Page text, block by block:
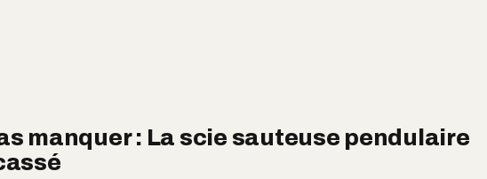
manquer : La scie sauteuse pendulaire